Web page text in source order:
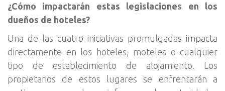
¿Cómo impactarán estas legislaciones en los
dueños de hoteles?
Una de las cuatro iniciativas promulgadas impacta
directamente en los hoteles, moteles o cualquier
tipo de establecimiento de alojamiento. Los
propietarios de estos lugares se enfrentarán a